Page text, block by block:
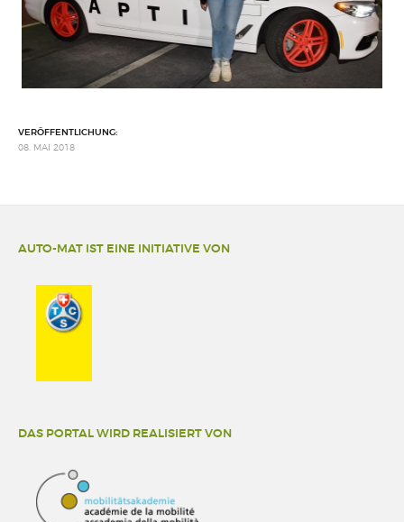
VERÖFFENTLICHUNG:
08. MAI 2018
AUTO-MAT IST EINE INITIATIVE VON
DAS PORTAL WIRD REALISIERT VON